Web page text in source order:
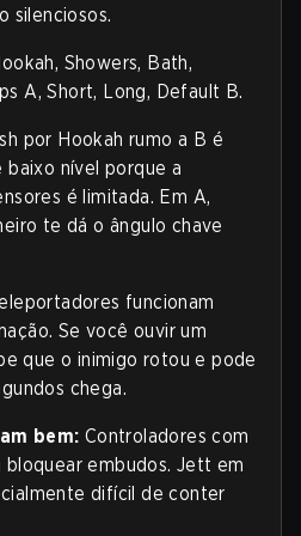
silenciosos.
Showers, Bath,
A, Short, Long, Default B.
por Hookah rumo a B é
nível porque a
é limitada. Em A,
te dá o ângulo chave
funcionam
Se você ouvir um
que o inimigo rotou e pode
chega.
bem: Controladores com
bloquear embudos. Jett em
difícil de conter